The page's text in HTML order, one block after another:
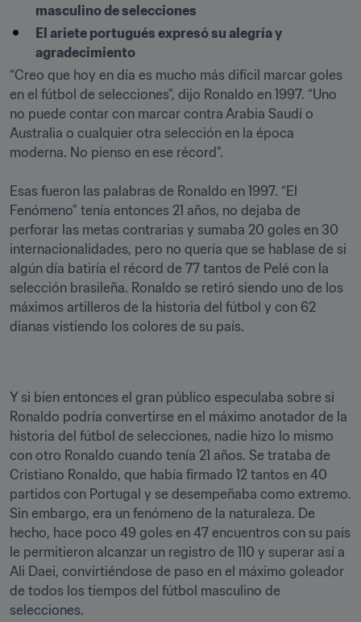
masculino de selecciones
El ariete portugués expresó su alegría y
agradecimiento
“Creo que hoy en día es mucho más difícil marcar goles
en el fútbol de selecciones”, dijo Ronaldo en 1997. “Uno
no puede contar con marcar contra Arabia Saudí o
Australia o cualquier otra selección en la época
moderna. No pienso en ese récord”.
Esas fueron las palabras de Ronaldo en 1997. “El
Fenómeno” tenía entonces 21 años, no dejaba de
perforar las metas contrarias y sumaba 20 goles en 30
internacionalidades, pero no quería que se hablase de si
algún día batiría el récord de 77 tantos de Pelé con la
selección brasileña. Ronaldo se retiró siendo uno de los
máximos artilleros de la historia del fútbol y con 62
dianas vistiendo los colores de su país.
Y si bien entonces el gran público especulaba sobre si
Ronaldo podría convertirse en el máximo anotador de la
historia del fútbol de selecciones, nadie hizo lo mismo
con otro Ronaldo cuando tenía 21 años. Se trataba de
Cristiano Ronaldo, que había firmado 12 tantos en 40
partidos con Portugal y se desempeñaba como extremo.
Sin embargo, era un fenómeno de la naturaleza. De
hecho, hace poco 49 goles en 47 encuentros con su país
le permitieron alcanzar un registro de 110 y superar así a
Ali Daei, convirtiéndose de paso en el máximo goleador
de todos los tiempos del fútbol masculino de
selecciones.